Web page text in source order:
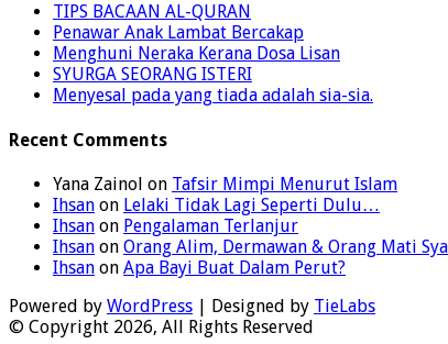
TIPS BACAAN AL-QURAN
Penawar Anak Lambat Bercakap
Menghuni Neraka Kerana Dosa Lisan
SYURGA SEORANG ISTERI
Menyesal pada yang tiada adalah sia-sia.
Recent Comments
Yana Zainol on Tafsir Mimpi Menurut Islam
Ihsan on Lelaki Tidak Lagi Seperti Dulu…
Ihsan on Pengalaman Terlanjur
Ihsan on Orang Alim, Dermawan & Orang Mati
Ihsan on Apa Bayi Buat Dalam Perut?
Powered by WordPress | Designed by TieLabs
© Copyright 2026, All Rights Reserved